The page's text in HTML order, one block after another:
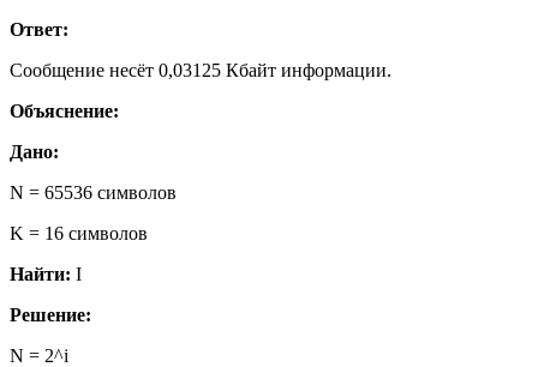
Ответ:
Сообщение несёт 0,03125 Кбайт информации.
Объяснение:
Дано:
N = 65536 символов
K = 16 символов
Найти: I
Решение:
N = 2^i